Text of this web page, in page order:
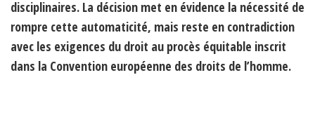
disciplinaires. La décision met en évidence la nécessité de
rompre cette automaticité, mais reste en contradiction
avec les exigences du droit au procès équitable inscrit
dans la Convention européenne des droits de l’homme.